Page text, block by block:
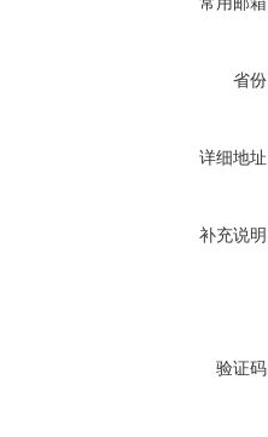
省
详细地
补充说
验证